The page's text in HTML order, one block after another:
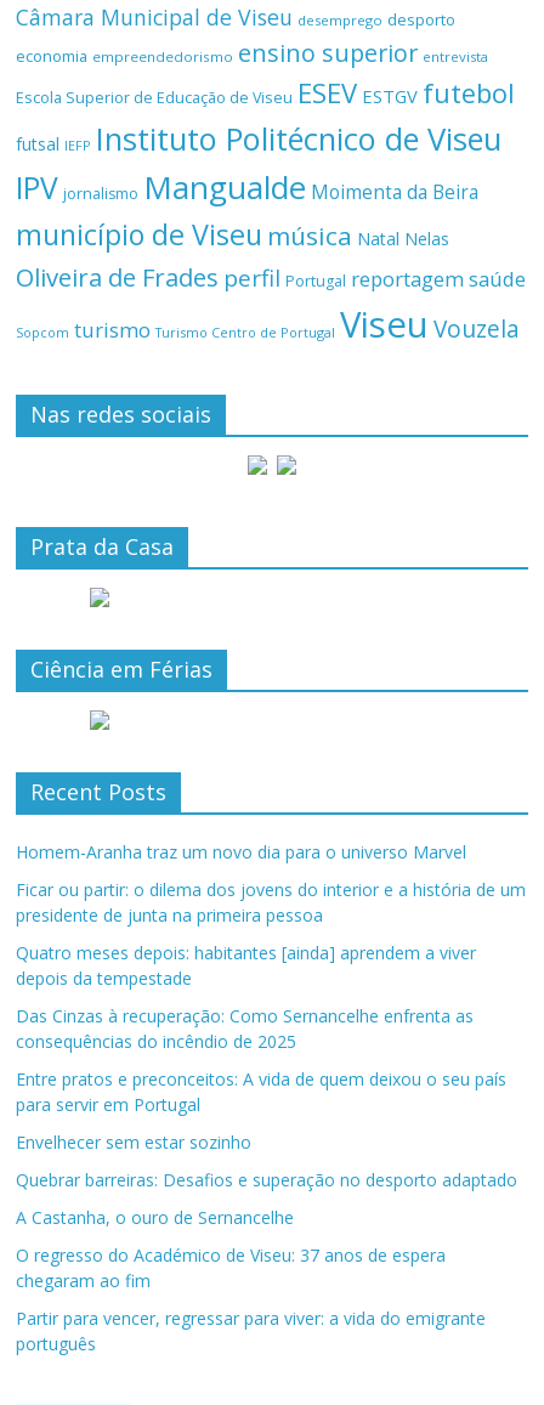
Câmara Municipal de Viseu desemprego desporto
economia empreendedorismo ensino superior entrevista
Escola Superior de Educação de Viseu ESEV ESTGV futebol
futsal IEFP Instituto Politécnico de Viseu
IPV jornalismo Mangualde Moimenta da Beira
município de Viseu música Natal Nelas
Oliveira de Frades perfil Portugal reportagemsaúde
Sopcom turismo Turismo Centro de Portugal Viseu Vouzela
Nas redes sociais
Prata da Casa
Ciência em Férias
Recent Posts
Homem-Aranha traz um novo dia para o universo Marvel
Ficar ou partir: o dilema dos jovens do interior e a história de um
presidente de junta na primeira pessoa
Quatro meses depois: habitantes [ainda] aprendem a viver
depois da tempestade
Das Cinzas à recuperação: Como Sernancelhe enfrenta as
consequências do incêndio de 2025
Entre pratos e preconceitos: A vida de quem deixou o seu país
para servir em Portugal
Envelhecer sem estar sozinho
Quebrar barreiras: Desafios e superação no desporto adaptado
A Castanha, o ouro de Sernancelhe
O regresso do Académico de Viseu: 37 anos de espera
chegaram ao fim
Partir para vencer, regressar para viver: a vida do emigrante
português